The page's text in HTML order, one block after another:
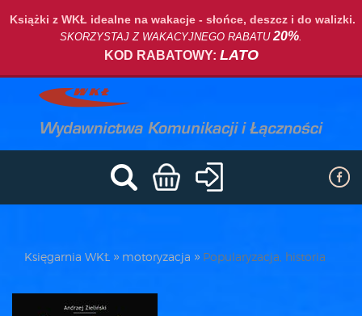
Książki z WKŁ idealne na wakacje - słońce, deszcz i do walizki.
SKORZYSTAJ Z WAKACYJNEGO RABATU20%.
KOD RABATOWY: LATO
Księgarnia WKŁ motoryzacja Popularyzacja, historia